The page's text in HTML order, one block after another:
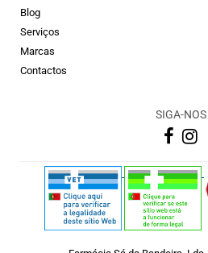
Blog
Serviços
Marcas
Contactos
SIGA-NOS